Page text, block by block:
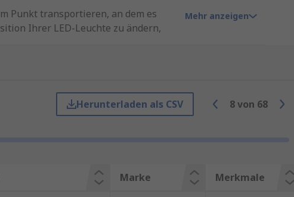
Punkt transportieren, an dem es
Ihrer LED-Leuchte zu ändern,
mit einer oder mehreren
entweder in vertikaler Richtung
Mehr anzeigen
Herunterladen als CSV 8von 68
Marke Merkmale